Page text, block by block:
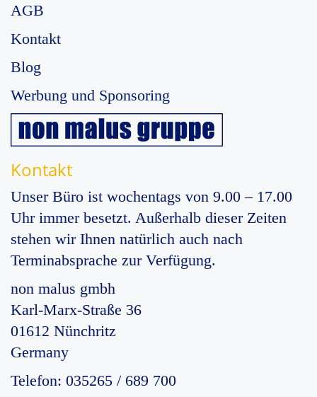
AGB
Kontakt
Blog
Werbung und Sponsoring
Kontakt
Unser Büro ist wochentags von 9.00 – 17.00
Uhr immer besetzt. Außerhalb dieser Zeiten
stehen wir Ihnen natürlich auch nach
Terminabsprache zur Verfügung.
non malus gmbh
Karl-Marx-Straße 36
01612 Nünchritz
Germany
Telefon: 035265 / 689 700